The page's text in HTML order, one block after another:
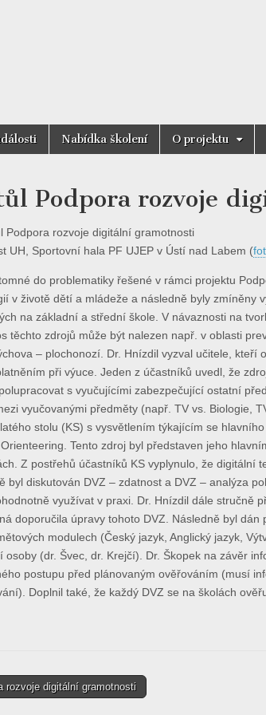
Nabídka školení O projektu
Podpora rozvoje
Podpora rozvoje digitální gramotnosti
UH, Sportovní hala PF UJEP v Ústí nad Labem (
do problematiky řešené v rámci projektu
v životě dětí a mládeže a následně byly zmíněny
na základní a střední škole. V návaznosti na
těchto zdrojů může být nalezen např. v oblasti
– plochonozí. Dr. Hnízdil vyzval učitele,
při výuce. Jeden z účastníků uvedl, že
s vyučujícími zabezpečující ostatní
vyučovanými předměty (např. TV vs. Biologie,
stolu (KS) s vysvětlením týkajícím se
Tento zdroj byl představen jeho
Z postřehů účastníků KS vyplynulo, že digitální
byl diskutován DVZ – zdatnost a DVZ – analýza
využívat v praxi. Dr. Hnízdil dále stručně
doporučila úpravy tohoto DVZ. Následně byl
modulech (Český jazyk, Anglický jazyk,
osoby (dr. Švec, dr. Krejčí). Dr. Škopek na závěr
postupu před plánovaným ověřováním (musí
Doplnil také, že každý DVZ se na školách
rozvoje digitální gramotnosti